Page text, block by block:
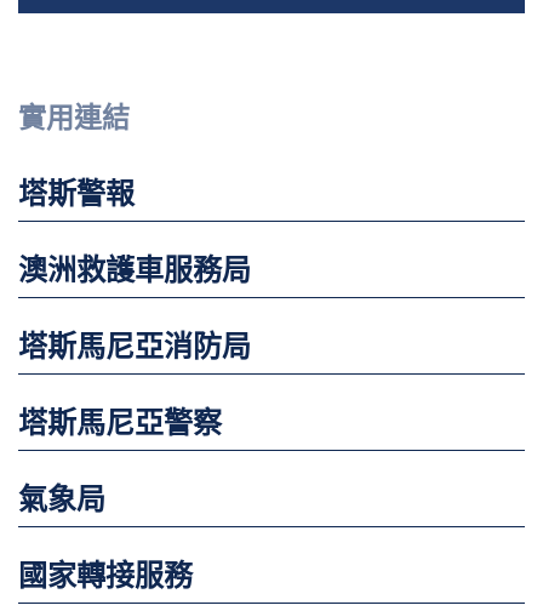
實用連結
塔斯警報
澳洲救護車服務局
塔斯馬尼亞消防局
塔斯馬尼亞警察
氣象局
國家轉接服務